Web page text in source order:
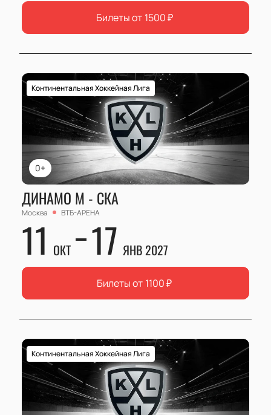
Билеты от 1500₽
0+
Континентальная Хоккейная Лига
ДИНАМО М - СКА
Москва ВТБ-АРЕНА
11 ОКТ 17 ЯНВ 2027
Билеты от 1100₽
Континентальная Хоккейная Лига